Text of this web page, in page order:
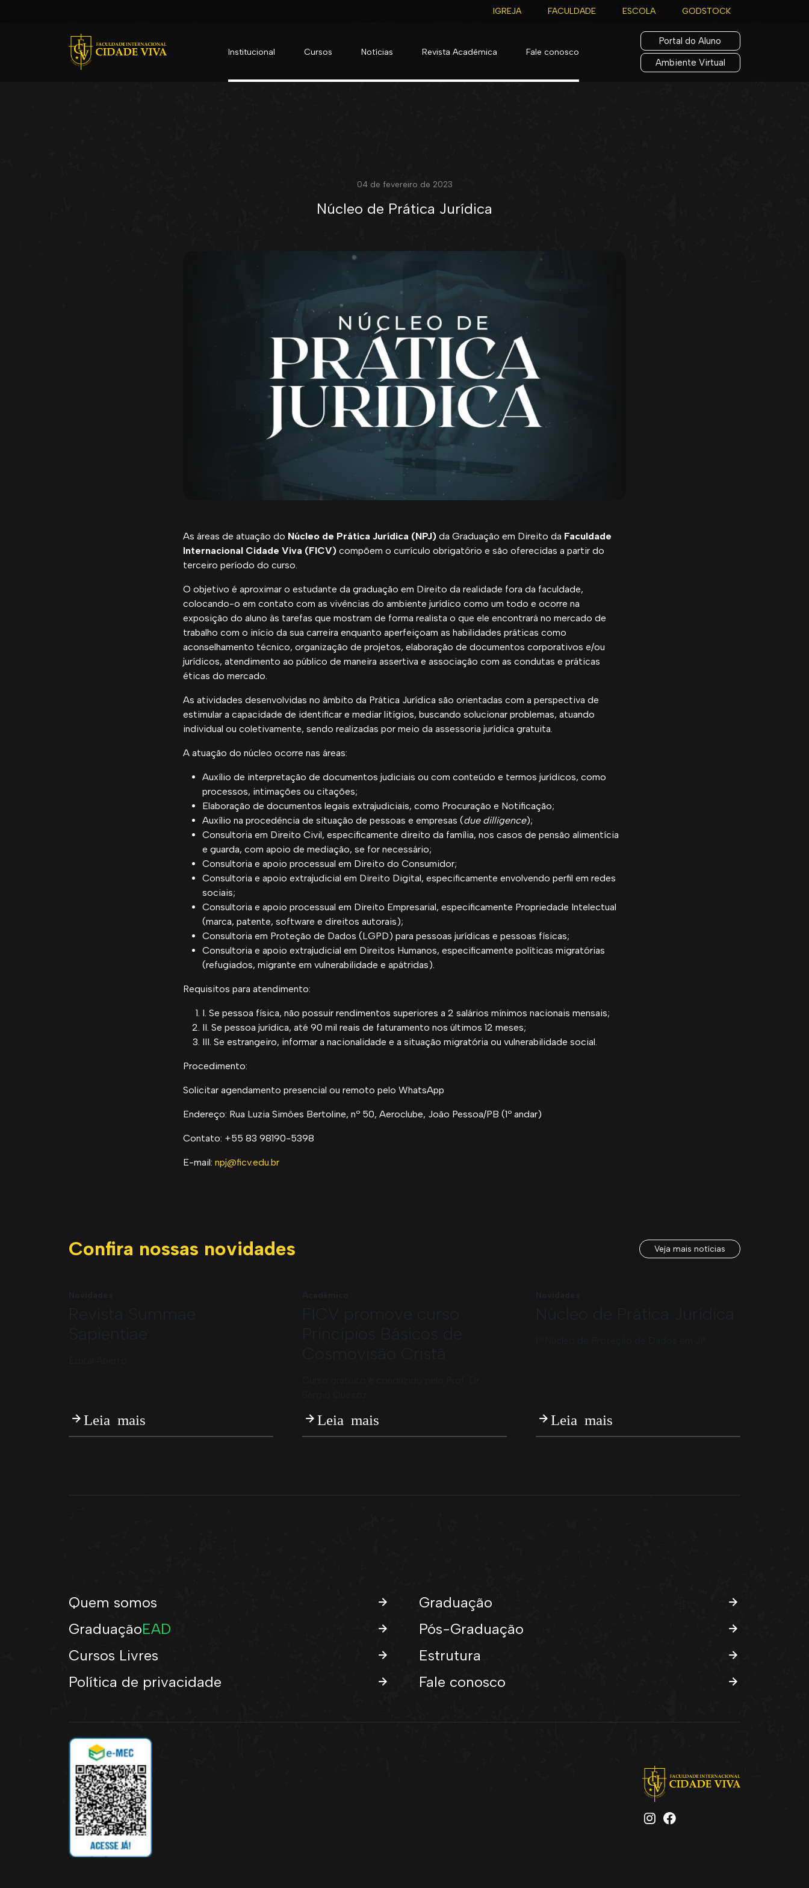
IGREJA FACULDADE ESCOLA GODSTOCK
Institucional Cursos Notícias Revista Acadêmica Fale conosco
Portal do Aluno
Ambiente Virtual
04 de fevereiro de 2023
Núcleo de Prática Jurídica
As áreas de atuação do Núcleo de Prática Jurídica (NPJ) da Graduação em Direito da Faculdade
Internacional Cidade Viva (FICV) compõem o currículo obrigatório e são oferecidas a partir do
terceiro período do curso.
O objetivo é aproximar o estudante da graduação em Direito da realidade fora da faculdade,
colocando-o em contato com as vivências do ambiente jurídico como um todo e ocorre na
exposição do aluno às tarefas que mostram de forma realista o que ele encontrará no mercado de
trabalho com o início da sua carreira enquanto aperfeiçoam as habilidades práticas como
aconselhamento técnico, organização de projetos, elaboração de documentos corporativos e/ou
jurídicos, atendimento ao público de maneira assertiva e associação com as condutas e práticas
éticas do mercado.
As atividades desenvolvidas no âmbito da Prática Jurídica são orientadas com a perspectiva de
estimular a capacidade de identificar e mediar litígios, buscando solucionar problemas, atuando
individual ou coletivamente, sendo realizadas por meio da assessoria jurídica gratuita.
A atuação do núcleo ocorre nas áreas:
Auxílio de interpretação de documentos judiciais ou com conteúdo e termos jurídicos, como
processos, intimações ou citações;
Elaboração de documentos legais extrajudiciais, como Procuração e Notificação;
Auxílio na procedência de situação de pessoas e empresas (due dilligence);
Consultoria em Direito Civil, especificamente direito da família, nos casos de pensão alimentícia
e guarda, com apoio de mediação, se for necessário;
Consultoria e apoio processual em Direito do Consumidor;
Consultoria e apoio extrajudicial em Direito Digital, especificamente envolvendo perfil em redes
sociais;
Consultoria e apoio processual em Direito Empresarial, especificamente Propriedade Intelectual
(marca, patente, software e direitos autorais);
Consultoria em Proteção de Dados (LGPD) para pessoas jurídicas e pessoas físicas;
Consultoria e apoio extrajudicial em Direitos Humanos, especificamente políticas migratórias
(refugiados, migrante em vulnerabilidade e apátridas).
Requisitos para atendimento:
I. Se pessoa física, não possuir rendimentos superiores a 2 salários mínimos nacionais mensais;
II. Se pessoa jurídica, até 90 mil reais de faturamento nos últimos 12 meses;
III. Se estrangeiro, informar a nacionalidade e a situação migratória ou vulnerabilidade social.
Procedimento:
Solicitar agendamento presencial ou remoto pelo WhatsApp
Endereço: Rua Luzia Simôes Bertoline, nº 50, Aeroclube, João Pessoa/PB (1º andar)
Contato: +55 83 98190-5398
E-mail: npj@ficv.edu.br
Confira nossas novidades Veja mais notícias
Leia mais Leia mais Leia mais
Quem somos
Graduação
GraduaçãoEAD
Pós-Graduação
Cursos Livres
Estrutura
Política de privacidade
Fale conosco